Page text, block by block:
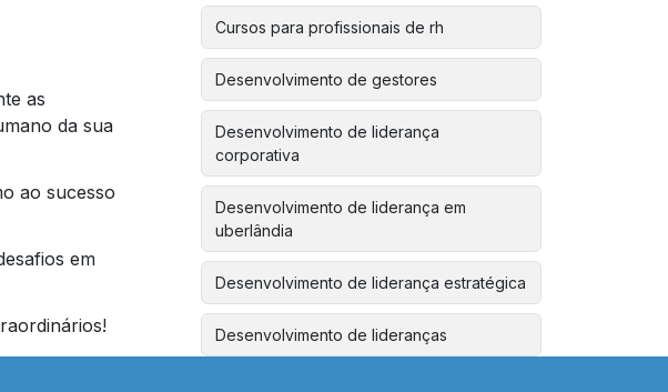
as
da sua
ao sucesso
em
Cursos para profissionais de rh
Desenvolvimento de gestores
Desenvolvimento de liderança
corporativa
Desenvolvimento de liderança em
uberlândia
Desenvolvimento de liderança estratégica
Desenvolvimento de lideranças